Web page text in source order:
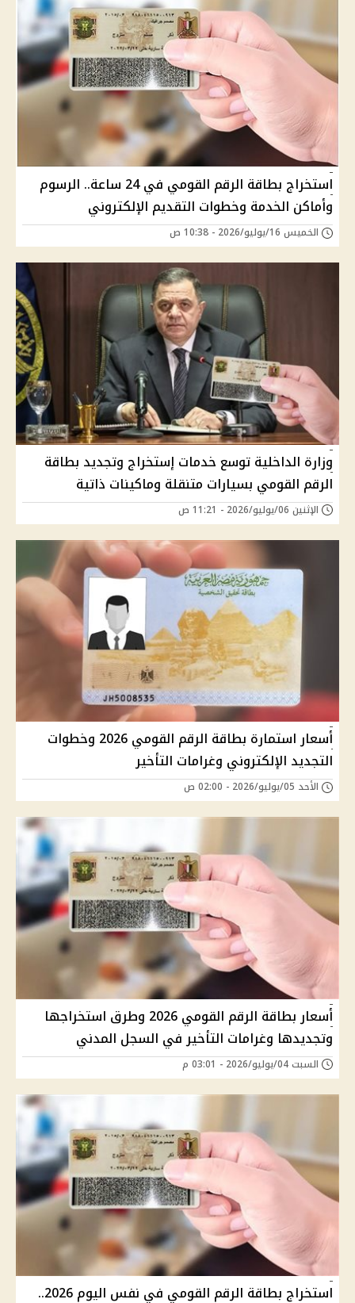
استخراج بطاقة الرقم القومي في 24 ساعة.. الرسوم
وأماكن الخدمة وخطوات التقديم الإلكتروني
الخميس 16/يوليو/2026 - 10:38 ص
وزارة الداخلية توسع خدمات إستخراج وتجديد بطاقة
الرقم القومي بسيارات متنقلة وماكينات ذاتية
الإثنين 06/يوليو/2026 - 11:21 ص
أسعار استمارة بطاقة الرقم القومي 2026 وخطوات
التجديد الإلكتروني وغرامات التأخير
الأحد 05/يوليو/2026 - 02:00 ص
أسعار بطاقة الرقم القومي 2026 وطرق استخراجها
وتجديدها وغرامات التأخير في السجل المدني
السبت 04/يوليو/2026 - 03:01 م
استخراج بطاقة الرقم القومي في نفس اليوم 2026..